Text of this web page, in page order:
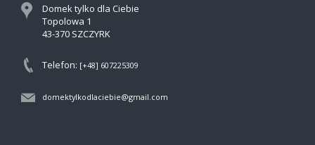
Domek tylko dla Ciebie
Topolowa 1
43-370 SZCZYRK
Telefon: [+48] 607225309
domektylkodlaciebie@gmail.com